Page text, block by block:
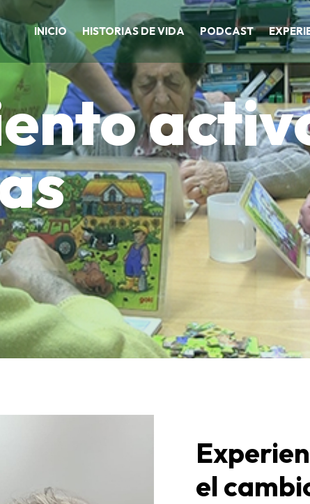
INICIO HISTORIAS DE VIDA PODCAST
el